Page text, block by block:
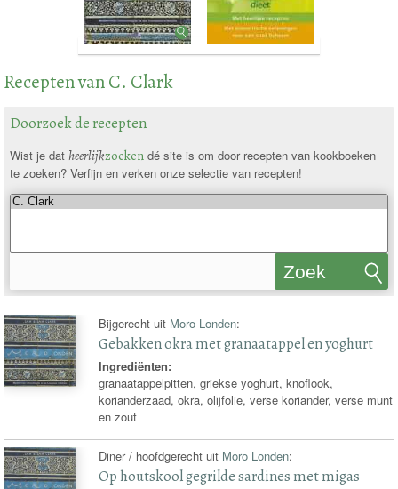
Recepten van C. Clark
Doorzoek de recepten
Wist je dat heerlijkzoekendé site is om door recepten van kookboeken
te zoeken? Verfijn en verken onze selectie van recepten!
Zoek
Bijgerecht uit Moro Londen:
Gebakken okra met granaatappel en yoghurt
Ingrediënten:
granaatappelpitten, griekse yoghurt, knoflook,
korianderzaad, okra, olijfolie, verse koriander, verse munt
en zout
Diner / hoofdgerecht uit Moro Londen:
Op houtskool gegrilde sardines met migas